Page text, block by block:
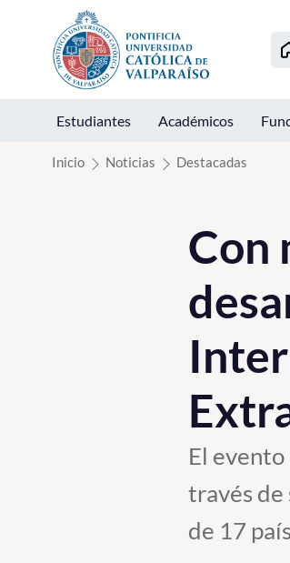
Click acá para ir directamente al contenido
Estudiantes Académicos
Inicio Noticias Destacadas
Con
El
través de
de 17